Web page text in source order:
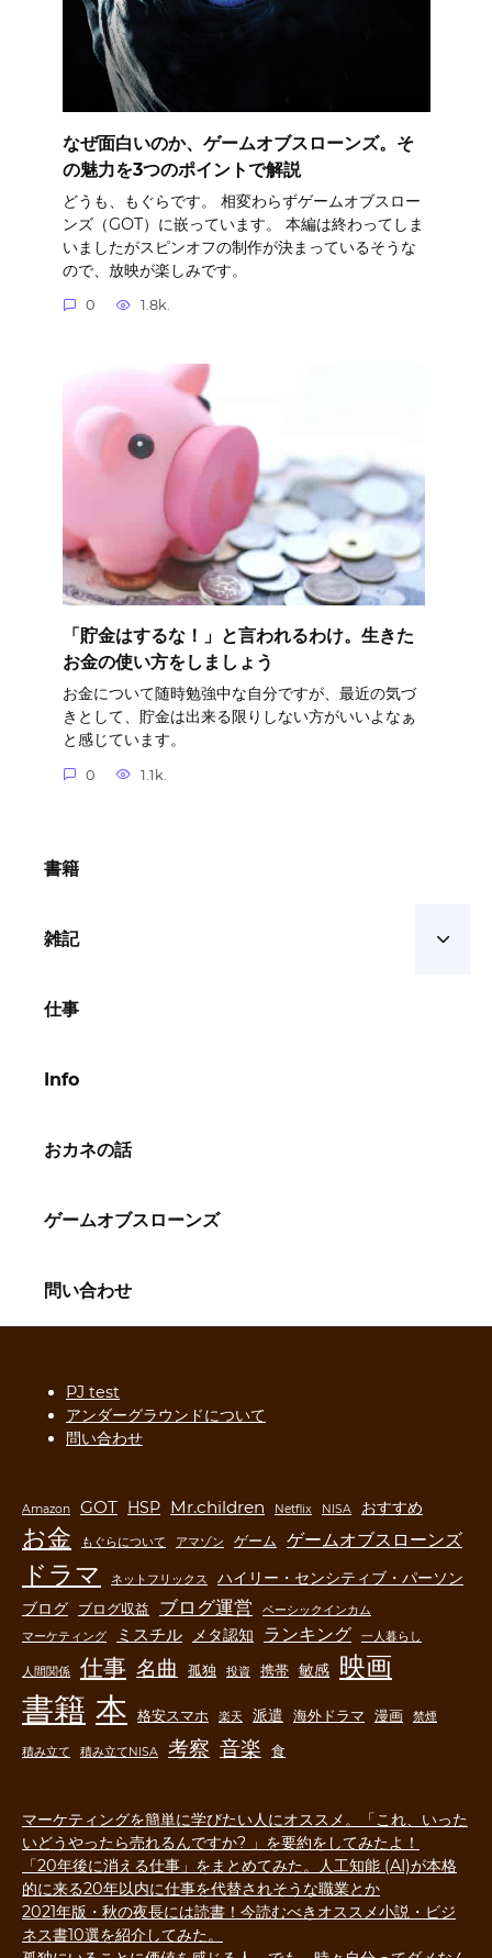
なぜ面白いのか、ゲームオブスローンズ。そ
の魅力を3つのポイントで解説
どうも、もぐらです。 相変わらずゲームオブスロー
ンズ（GOT）に嵌っています。 本編は終わってしま
いましたがスピンオフの制作が決まっているそうな
ので、放映が楽しみです。
0 1.8k.
「貯金はするな！」と言われるわけ。生きた
お金の使い方をしましょう
お金について随時勉強中な自分ですが、最近の気づ
きとして、貯金は出来る限りしない方がいいよなぁ
と感じています。
0 1.1k.
書籍
雑記
仕事
Info
おカネの話
ゲームオブスローンズ
問い合わせ
PJ test
アンダーグラウンドについて
問い合わせ
Amazon GOT HSP Mr.children Netflix NISA おすすめ
お金 もぐらについて アマゾン ゲーム ゲームオブスローンズ
ドラマ ネットフリックス
ハイリー・センシティブ・パーソン
ブログ
ブログ収益 ブログ運営
ベーシックインカム
マーケティング
ミスチル メタ認知 ランキング 一人暮らし
人間関係 仕事 名曲 孤独 投資 携帯 敏感 映画
書籍 本 格安スマホ 楽天 派遣 海外ドラマ 漫画 禁煙
積み立て 積み立てNISA 考察 音楽 食
マーケティングを簡単に学びたい人にオススメ。「これ、いった
いどうやったら売れるんですか? 」を要約をしてみたよ！
「20年後に消える仕事」をまとめてみた。人工知能 (AI)が本格
的に来る20年以内に仕事を代替されそうな職業とか
2021年版・秋の夜長には読書！今読むべきオススメ小説・ビジ
ネス書10選を紹介してみた。